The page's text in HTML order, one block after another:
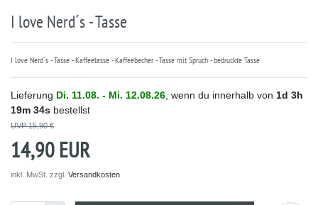
I love Nerd´s - Tasse
I love Nerd´s - Tasse - Kaffeetasse - Kaffeebecher - Tasse mit Spruch - bedruckte Tasse
Lieferung Di. 11.08. - Mi. 12.08.26 , wenn du innerhalb von 1d 3h
19m 34s bestellst
UVP 15,90 €
14,90 EUR
inkl. MwSt. zzgl. Versandkosten